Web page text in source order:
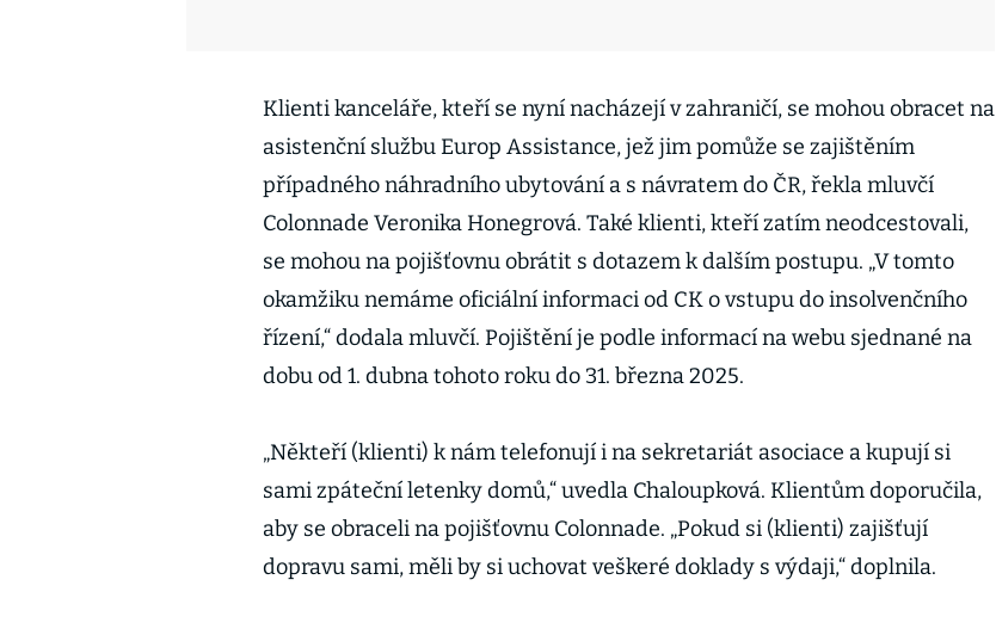
Klienti kanceláře, kteří se nyní nacházejí v zahraničí, se mohou obracet na
asistenční službu Europ Assistance, jež jim pomůže se zajištěním
případného náhradního ubytování a s návratem do ČR, řekla mluvčí
Colonnade Veronika Honegrová. Také klienti, kteří zatím neodcestovali,
se mohou na pojišťovnu obrátit s dotazem k dalším postupu. „V tomto
okamžiku nemáme oficiální informaci od CK o vstupu do insolvenčního
řízení,“ dodala mluvčí. Pojištění je podle informací na webu sjednané na
dobu od 1. dubna tohoto roku do 31. března 2025.
„Někteří (klienti) k nám telefonují i na sekretariát asociace a kupují si
sami zpáteční letenky domů,“ uvedla Chaloupková. Klientům doporučila,
aby se obraceli na pojišťovnu Colonnade. „Pokud si (klienti) zajišťují
dopravu sami, měli by si uchovat veškeré doklady s výdaji,“ doplnila.